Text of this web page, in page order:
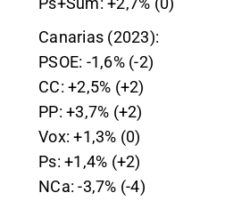
Canarias (2023):
PSOE: -1,6% (-2)
CC: +2,5% (+2)
PP: +3,7% (+2)
Vox: +1,3% (0)
Ps: +1,4% (+2)
NCa: -3,7% (-4)